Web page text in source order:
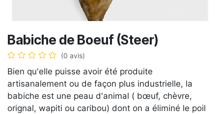
Babiche de Boeuf (Steer)
(0 avis)
Bien qu'elle puisse avoir été produite
artisanalement ou de façon plus industrielle, la
babiche est une peau d'animal ( bœuf, chèvre,
orignal, wapiti ou caribou) dont on a éliminé le poil